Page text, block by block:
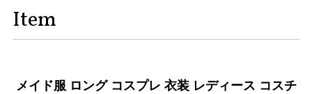
Item
メイド服 ロング コスプレ 衣装 レディース コスチ